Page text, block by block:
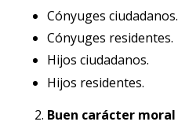
Cónyuges ciudadanos.
Cónyuges residentes.
Hijos ciudadanos.
Hijos residentes.
Buen carácter moral